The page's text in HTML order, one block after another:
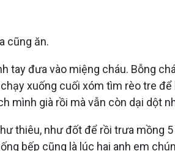
cũng ăn.
tay đưa vào miệng cháu. Bỗng
xuống cuối xóm tìm rèo tre
mình già rồi mà vẫn còn dại dột
thiêu, như đốt để rồi trưa
bếp cũng là lúc hai anh em